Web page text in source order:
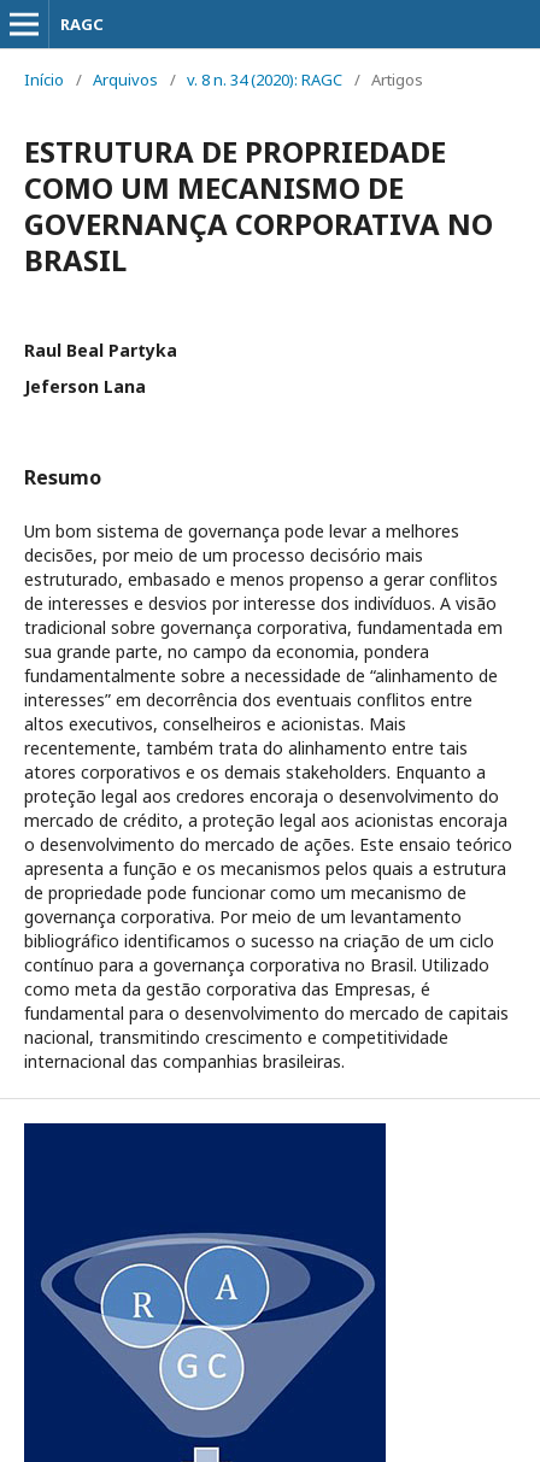
RAGC
Início / Arquivos / v. 8 n. 34 (2020): RAGC / Artigos
ESTRUTURA DE PROPRIEDADE
COMO UM MECANISMO DE
GOVERNANÇA CORPORATIVA NO
BRASIL
Raul Beal Partyka
Jeferson Lana
Resumo
Um bom sistema de governança pode levar a melhores
decisões, por meio de um processo decisório mais
estruturado, embasado e menos propenso a gerar conflitos
de interesses e desvios por interesse dos indivíduos. A visão
tradicional sobre governança corporativa, fundamentada em
sua grande parte, no campo da economia, pondera
fundamentalmente sobre a necessidade de “alinhamento de
interesses” em decorrência dos eventuais conflitos entre
altos executivos, conselheiros e acionistas. Mais
recentemente, também trata do alinhamento entre tais
atores corporativos e os demais stakeholders. Enquanto a
proteção legal aos credores encoraja o desenvolvimento do
mercado de crédito, a proteção legal aos acionistas encoraja
o desenvolvimento do mercado de ações. Este ensaio teórico
apresenta a função e os mecanismos pelos quais a estrutura
de propriedade pode funcionar como um mecanismo de
governança corporativa. Por meio de um levantamento
bibliográfico identificamos o sucesso na criação de um ciclo
contínuo para a governança corporativa no Brasil. Utilizado
como meta da gestão corporativa das Empresas, é
fundamental para o desenvolvimento do mercado de capitais
nacional, transmitindo crescimento e competitividade
internacional das companhias brasileiras.